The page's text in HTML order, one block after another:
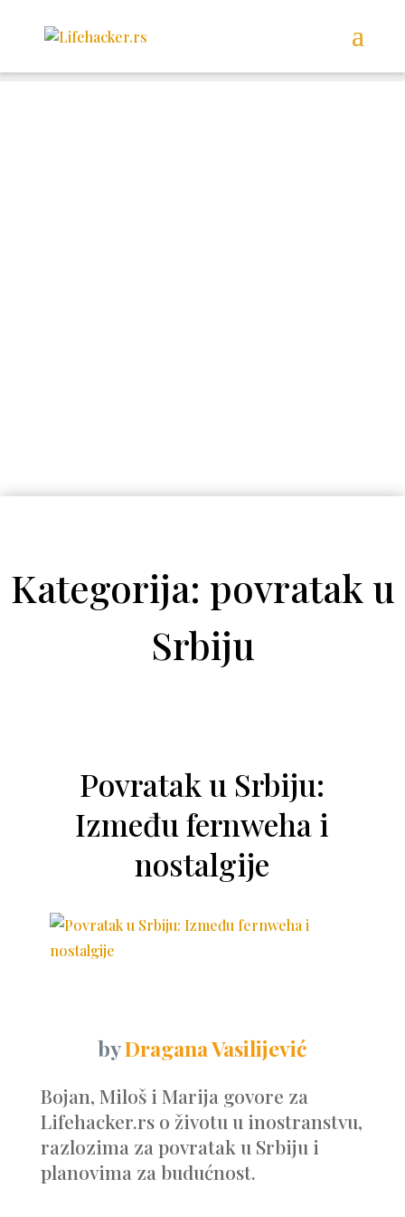
Kategorija: povratak u
Srbiju
Povratak u Srbiju:
Između fernweha i
nostalgije
byDragana Vasilijević
Bojan, Miloš i Marija govore za
Lifehacker.rs o životu u inostranstvu,
razlozima za povratak u Srbiju i
planovima za budućnost.